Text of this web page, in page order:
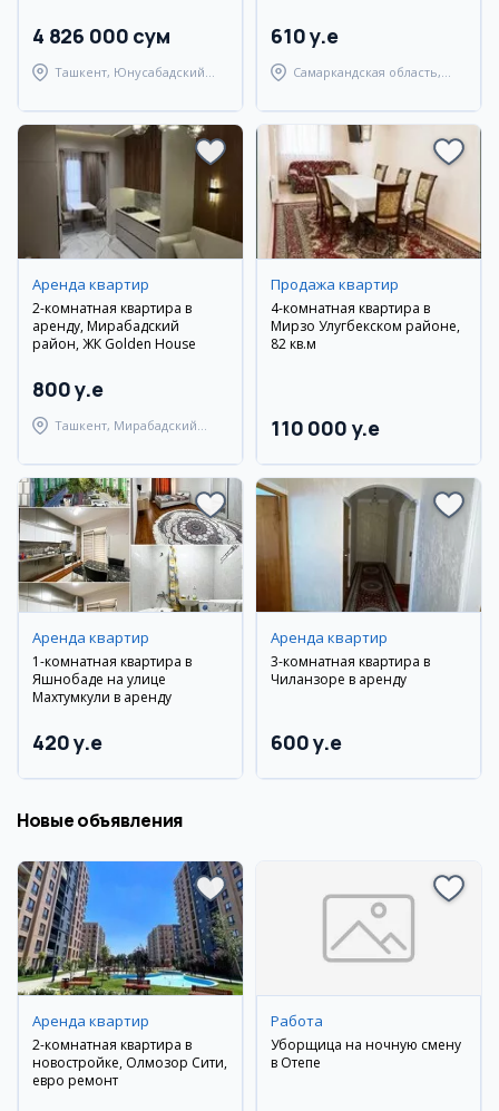
4 826 000 сум
Ташкент, Юнусабадский
610 y.e
Самаркандская область,
Аренда квартир
2-комнатная квартира в
аренду, Мирабадский
район, ЖК Golden House
800 y.e
Ташкент, Мирабадский
Продажа квартир
4-комнатная квартира в
Мирзо Улугбекском районе,
82 кв.м
110 000 y.e
Аренда квартир
1-комнатная квартира в
Яшнобаде на улице
Махтумкули в аренду
420 y.e
Аренда квартир
3-комнатная квартира в
Чиланзоре в аренду
600 y.e
Новые объявления
Аренда квартир
2-комнатная квартира в
новостройке, Олмозор Сити,
евро ремонт
Работа
Уборщица на ночную смену
в Оқтепе